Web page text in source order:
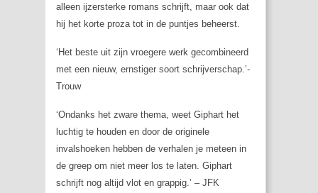
alleen ijzersterke romans schrijft, maar ook dat
hij het korte proza tot in de puntjes beheerst.
‘Het beste uit zijn vroegere werk gecombineerd
met een nieuw, ernstiger soort schrijverschap.’-
Trouw
‘Ondanks het zware thema, weet Giphart het
luchtig te houden en door de originele
invalshoeken hebben de verhalen je meteen in
de greep om niet meer los te laten. Giphart
schrijft nog altijd vlot en grappig.’ – JFK